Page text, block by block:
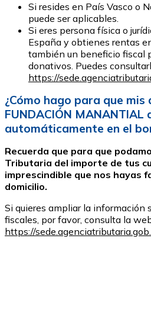
Si resides en País Vasco o
puede ser aplicables.
Si eres persona física o
España y obtienes rentas
también un beneficio fiscal
donativos. Puedes
https://
¿Cómo hago para que mis
FUNDACIÓN MANANTIAL
automáticamente en el
Recuerda que para que
Tributaria del importe de tus
imprescindible que nos hayas
domicilio.
Si quieres ampliar la información
fiscales, por favor, consulta la
https://